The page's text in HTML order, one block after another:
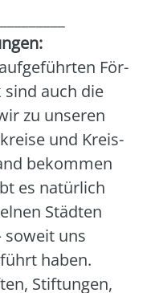
För­
auch die
zu unse­ren
und Kreis­
bekom­men
es natür­lich
Städ­ten
soweit uns
haben.
Stif­tun­gen,